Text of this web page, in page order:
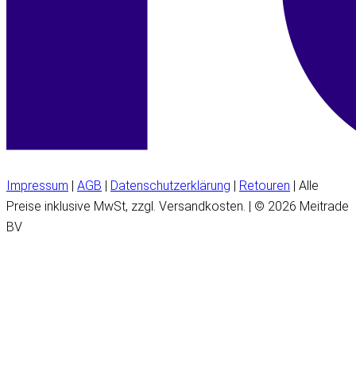
Impressum | AGB | Datenschutzerklärung | Retouren | Alle
Preise inklusive MwSt, zzgl. Versandkosten. | © 2026 Meitrade
BV